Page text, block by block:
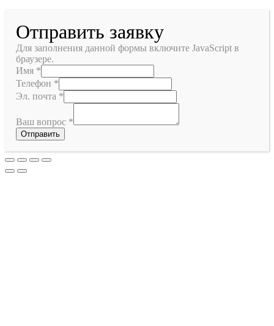
Отправить заявку
Для заполнения данной формы включите JavaScript в
браузере.
Имя *
Телефон *
Эл. почта *
Ваш вопрос *
Отправить